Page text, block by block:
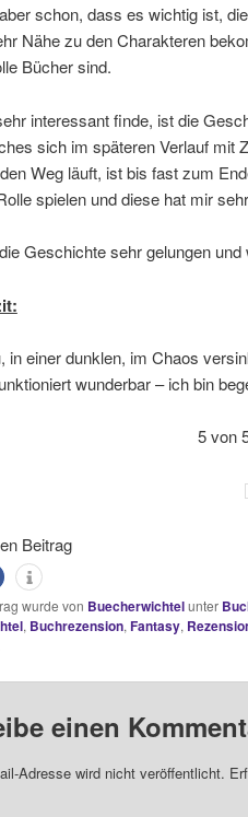
schon, dass es wichtig ist,
Nähe zu den Charakteren
Bücher sind.
interessant finde, ist die
sich im späteren Verlauf mit
Weg läuft, ist bis fast zum
spielen und diese hat mir
Geschichte sehr gelungen
in einer dunklen, im Chaos
wunderbar – ich bin
5 von
Beitrag
wurde von Buecherwichtelunter
, Buchrezension, Fantasy,
einen
Adresse wird nicht veröffentlicht.